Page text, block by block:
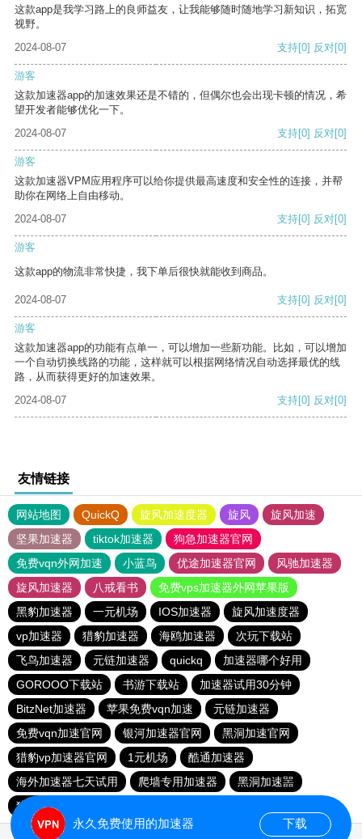
这款app是我学习路上的良师益友，让我能够随时随地学习新知识，拓宽
视野。
2024-08-07
支持[0] 反对[0]
游客
这款加速器app的加速效果还是不错的，但偶尔也会出现卡顿的情况，希
望开发者能够优化一下。
2024-08-07
支持[0] 反对[0]
游客
这款加速器VPM应用程序可以给你提供最高速度和安全性的连接，并帮
助你在网络上自由移动。
2024-08-07
支持[0] 反对[0]
游客
这款app的物流非常快捷，我下单后很快就能收到商品。
2024-08-07 支持[0] 反对[0]
游客
这款加速器app的功能有点单一，可以增加一些新功能。比如，可以增加
一个自动切换线路的功能，这样就可以根据网络情况自动选择最优的线
路，从而获得更好的加速效果。
2024-08-07
支持[0] 反对[0]
友情链接
网站地图 QuickQ 旋风加速度器 旋风
旋风加速
坚果加速器
tiktok加速器
狗急加速器官网
免费vqn外网加速
小蓝鸟 优途加速器官网
风驰加速器
旋风加速器
八戒看书
免费vps加速器外网苹果版
黑豹加速器
一元机场 IOS加速器
旋风加速度器
vp加速器
猎豹加速器 海鸥加速器
次玩下载站
飞鸟加速器
元链加速器 quickq
加速器哪个好用
GOROOO下载站
书游下载站
加速器试用30分钟
BitzNet加速器
苹果免费vqn加速
元链加速器
免费vqn加速官网
银河加速器官网
黑洞加速官网
猎豹vp加速器官网
1元机场
酷通加速器
海外加速器七天试用
爬墙专用加速器
黑洞加速噐
猎豹加速器官网
永久免费使用的加速器 下载